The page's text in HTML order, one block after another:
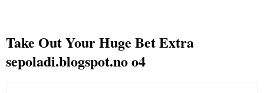
Take Out Your Huge Bet Extra
sepoladi.blogspot.no o4